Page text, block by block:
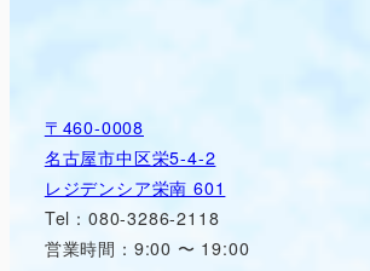
〒460-0008
名古屋市中区栄5-4-2
レジデンシア栄南 601
Tel：080-3286-2118
営業時間：9:00 〜 19:00